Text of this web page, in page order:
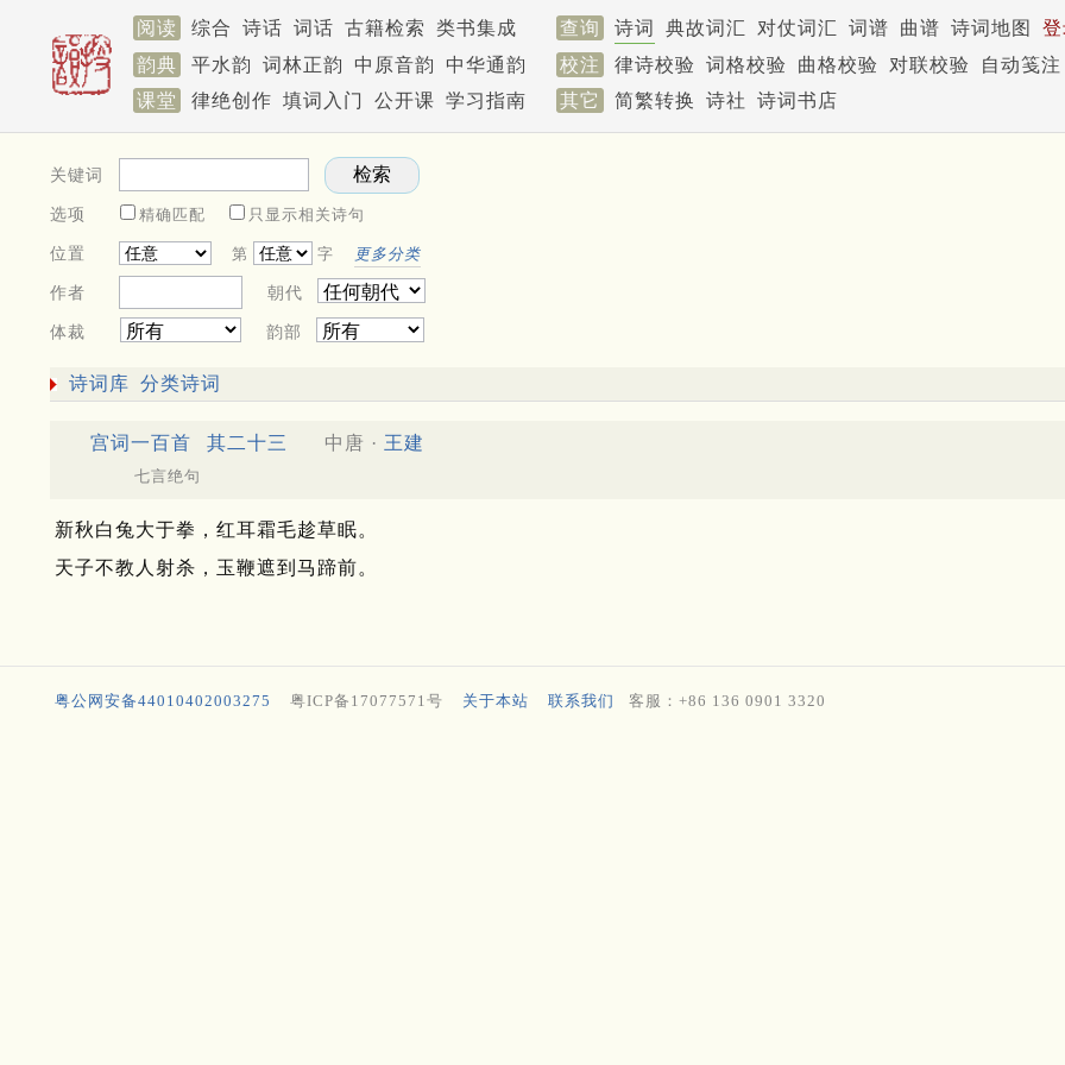
阅读 综合 诗话 词话 古籍检索 类书集成 查询 诗词 典故词汇 对仗词汇 词谱 曲谱 诗词地图
韵典
平水韵 词林正韵 中原音韵 中华通韵 校注 律诗校验 词格校验 曲格校验 对联校验
自动笺注
课堂
律绝创作 填词入门 公开课 学习指南 其它 简繁转换 诗社 诗词书店
关键词
选项 精确匹配 只显示相关诗句
位置 第 字 更多分类
作者 朝代
体裁 韵部
诗词库 分类诗词
宫词一百首 其二十三 中唐 · 王建
七言绝句
新秋白兔大于拳，红耳霜毛趁草眠。
天子不教人射杀，玉鞭遮到马蹄前。
粤公网安备44010402003275 粤ICP备17077571号 关于本站 联系我们 客服：+86 136 0901 3320